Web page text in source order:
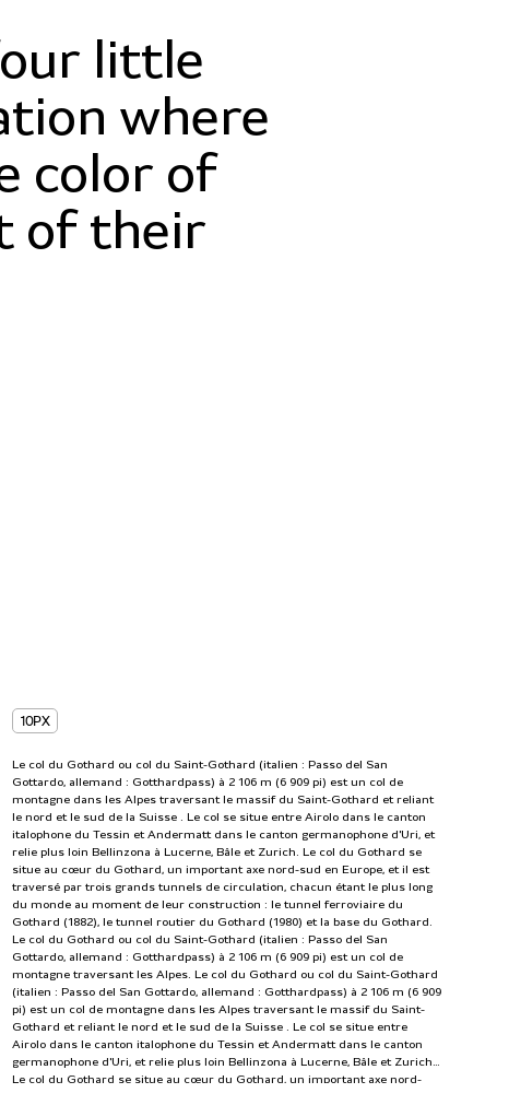
10PX
Le col du Gothard ou col du Saint-Gothard (italien : Passo del San
Gottardo, allemand : Gotthardpass) à 2 106 m (6 909 pi) est un col de
montagne dans les Alpes traversant le massif du Saint-Gothard et reliant
le nord et le sud de la Suisse . Le col se situe entre Airolo dans le canton
italophone du Tessin et Andermatt dans le canton germanophone d'Uri, et
relie plus loin Bellinzona à Lucerne, Bâle et Zurich. Le col du Gothard se
situe au cœur du Gothard, un important axe nord-sud en Europe, et il est
traversé par trois grands tunnels de circulation, chacun étant le plus long
du monde au moment de leur construction : le tunnel ferroviaire du
Gothard (1882), le tunnel routier du Gothard (1980) et la base du Gothard.
Le col du Gothard ou col du Saint-Gothard (italien : Passo del San
Gottardo, allemand : Gotthardpass) à 2 106 m (6 909 pi) est un col de
montagne traversant les Alpes. Le col du Gothard ou col du Saint-Gothard
(italien : Passo del San Gottardo, allemand : Gotthardpass) à 2 106 m (6 909
pi) est un col de montagne dans les Alpes traversant le massif du Saint-
Gothard et reliant le nord et le sud de la Suisse . Le col se situe entre
Airolo dans le canton italophone du Tessin et Andermatt dans le canton
germanophone d'Uri, et relie plus loin Bellinzona à Lucerne, Bâle et Zurich.
Le col du Gothard se situe au cœur du Gothard, un important axe nord-